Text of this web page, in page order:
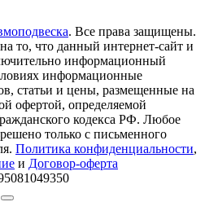
. Все права защищены.
то, что данный интернет-сайт и
информационный
информационные
статьи и цены, размещенные на
офертой, определяемой
кодекса РФ. Любое
только с письменного
Политика конфиденциальности,
и Договор-оферта